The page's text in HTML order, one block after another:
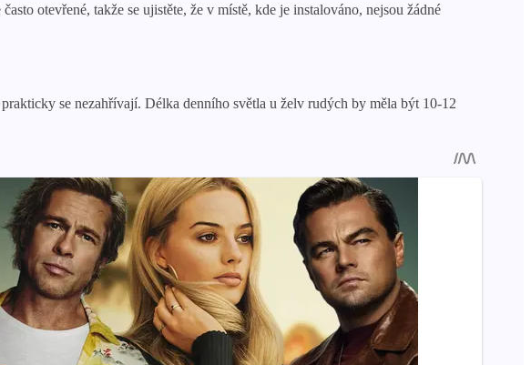
otevřené, takže se ujistěte, že v místě, kde je instalováno, nejsou žádné
se nezahřívají. Délka denního světla u želv rudých by měla být 10-12